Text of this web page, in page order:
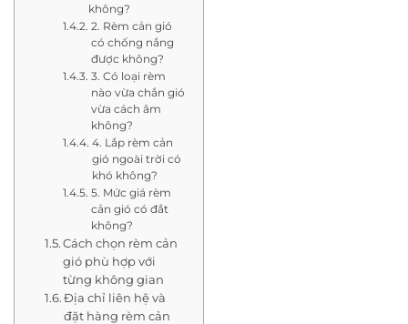
không?
2. Rèm cản gió
có chống nắng
được không?
3. Có loại rèm
nào vừa chắn gió
vừa cách âm
không?
4. Lắp rèm cản
gió ngoài trời có
khó không?
5. Mức giá rèm
cản gió có đắt
không?
Cách chọn rèm cản
gió phù hợp với
từng không gian
Địa chỉ liên hệ và
đặt hàng rèm cản